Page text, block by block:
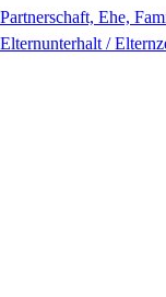
Partnerschaft, Ehe,
Elternunterhalt /